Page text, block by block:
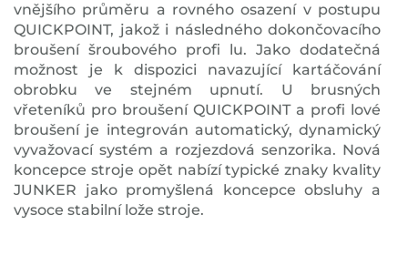
vnějšího průměru a rovného osazení v postupu
QUICKPOINT, jakož i následného dokončovacího
broušení šroubového profi lu. Jako dodatečná
možnost je k dispozici navazující kartáčování
obrobku ve stejném upnutí. U brusných
vřeteníků pro broušení QUICKPOINT a profi lové
broušení je integrován automatický, dynamický
vyvažovací systém a rozjezdová senzorika. Nová
koncepce stroje opět nabízí typické znaky kvality
JUNKER jako promyšlená koncepce obsluhy a
vysoce stabilní lože stroje.